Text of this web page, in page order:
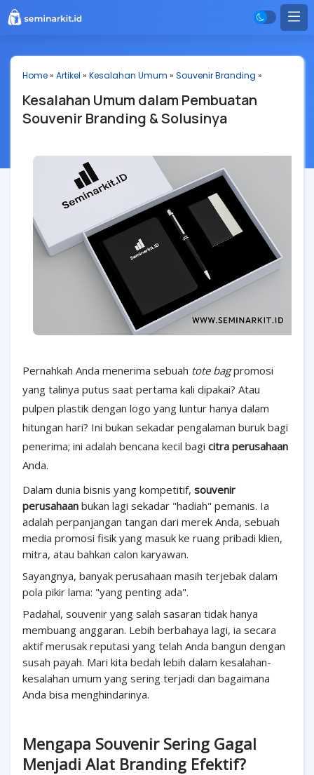
Home» Artikel » Kesalahan Umum » Souvenir Branding »
Kesalahan Umum dalam Pembuatan
Souvenir Branding & Solusinya
Pernahkah Anda menerima sebuah tote bagpromosi
yang talinya putus saat pertama kali dipakai? Atau
pulpen plastik dengan logo yang luntur hanya dalam
hitungan hari? Ini bukan sekadar pengalaman buruk bagi
penerima; ini adalah bencana kecil bagi citra perusahaan
Anda.
Dalam dunia bisnis yang kompetitif, souvenir
perusahaan bukan lagi sekadar "hadiah" pemanis. Ia
adalah perpanjangan tangan dari merek Anda, sebuah
media promosi fisik yang masuk ke ruang pribadi klien,
mitra, atau bahkan calon karyawan.
Sayangnya, banyak perusahaan masih terjebak dalam
pola pikir lama: "yang penting ada".
Padahal, souvenir yang salah sasaran tidak hanya
membuang anggaran. Lebih berbahaya lagi, ia secara
aktif merusak reputasi yang telah Anda bangun dengan
susah payah. Mari kita bedah lebih dalam kesalahan-
kesalahan umum yang sering terjadi dan bagaimana
Anda bisa menghindarinya.
Mengapa Souvenir Sering Gagal
Menjadi Alat Branding Efektif?